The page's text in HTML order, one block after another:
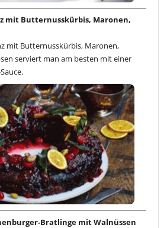
mit Butternusskürbis, Maronen,
mit Butternusskürbis, Maronen,
serviert man am besten mit einer
Bratlinge mit Walnüssen